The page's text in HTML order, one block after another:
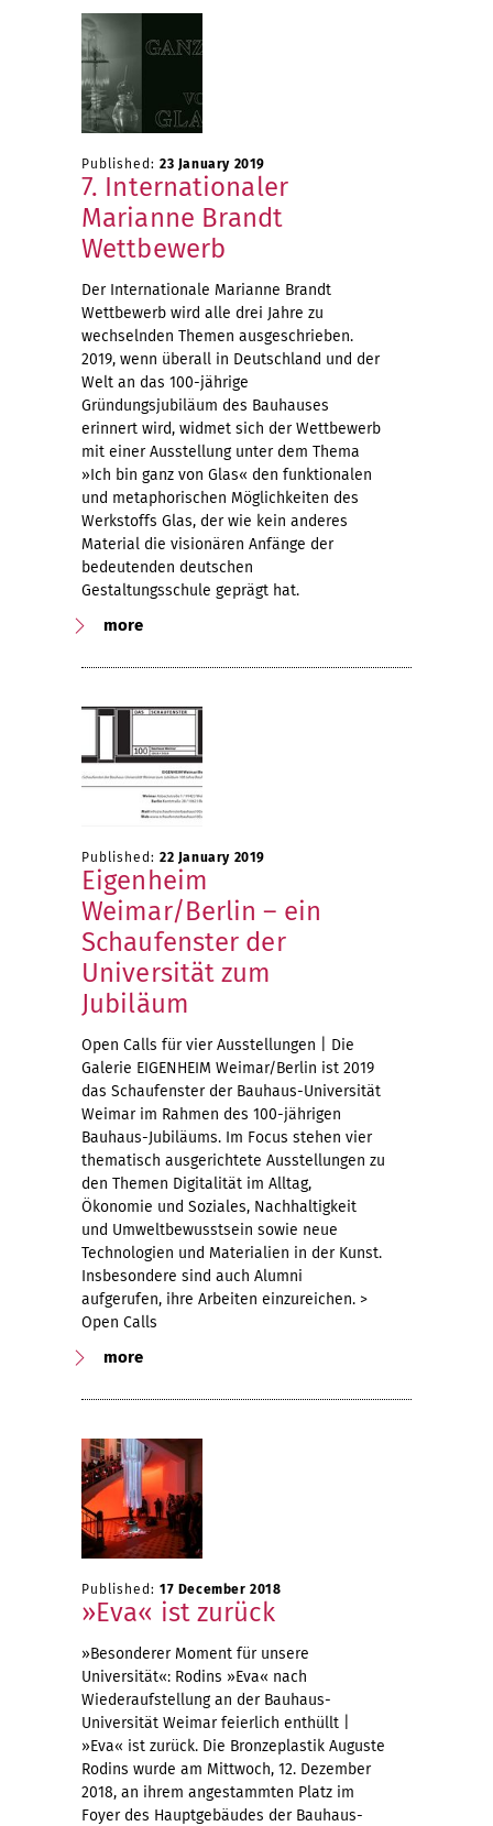
Published: 23 January 2019
7. Internationaler
Marianne Brandt
Wettbewerb
Der Internationale Marianne Brandt
Wettbewerb wird alle drei Jahre zu
wechselnden Themen ausgeschrieben.
2019, wenn überall in Deutschland und der
Welt an das 100-jährige
Gründungsjubiläum des Bauhauses
erinnert wird, widmet sich der Wettbewerb
mit einer Ausstellung unter dem Thema
»Ich bin ganz von Glas« den funktionalen
und metaphorischen Möglichkeiten des
Werkstoffs Glas, der wie kein anderes
Material die visionären Anfänge der
bedeutenden deutschen
Gestaltungsschule geprägt hat.
more
Published: 22 January 2019
Eigenheim
Weimar/Berlin – ein
Schaufenster der
Universität zum
Jubiläum
Open Calls für vier Ausstellungen | Die
Galerie EIGENHEIM Weimar/Berlin ist 2019
das Schaufenster der Bauhaus-Universität
Weimar im Rahmen des 100-jährigen
Bauhaus-Jubiläums. Im Focus stehen vier
thematisch ausgerichtete Ausstellungen zu
den Themen Digitalität im Alltag,
Ökonomie und Soziales, Nachhaltigkeit
und Umweltbewusstsein sowie neue
Technologien und Materialien in der Kunst.
Insbesondere sind auch Alumni
aufgerufen, ihre Arbeiten einzureichen. >
Open Calls
more
Published: 17 December 2018
»Eva« ist zurück
»Besonderer Moment für unsere
Universität«: Rodins »Eva« nach
Wiederaufstellung an der Bauhaus-
Universität Weimar feierlich enthüllt |
»Eva« ist zurück. Die Bronzeplastik Auguste
Rodins wurde am Mittwoch, 12. Dezember
2018, an ihrem angestammten Platz im
Foyer des Hauptgebäudes der Bauhaus-